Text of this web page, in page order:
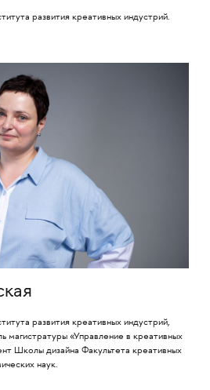
развития креативных индустрий.
развития креативных индустрий,
магистратуры «Управление в креативных
Школы дизайна Факультета креативных
наук.